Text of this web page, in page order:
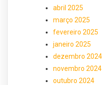
abril 2025
março 2025
fevereiro 2025
janeiro 2025
dezembro 2024
novembro 2024
outubro 2024